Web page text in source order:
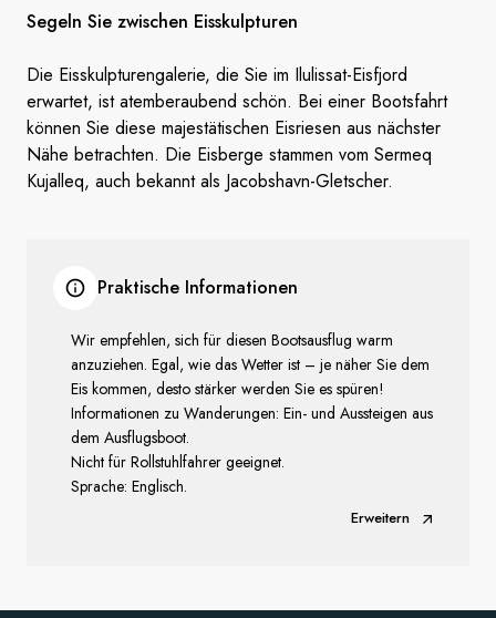
Segeln Sie zwischen Eisskulpturen
Die Eisskulpturengalerie, die Sie im Ilulissat-Eisfjord
erwartet, ist atemberaubend schön. Bei einer Bootsfahrt
können Sie diese majestätischen Eisriesen aus nächster
Nähe betrachten. Die Eisberge stammen vom Sermeq
Kujalleq, auch bekannt als Jacobshavn-Gletscher.
Praktische Informationen
Wir empfehlen, sich für diesen Bootsausflug warm
anzuziehen. Egal, wie das Wetter ist – je näher Sie dem
Eis kommen, desto stärker werden Sie es spüren!
Informationen zu Wanderungen: Ein- und Aussteigen aus
dem Ausflugsboot.
Nicht für Rollstuhlfahrer geeignet.
Sprache: Englisch.
Erweitern